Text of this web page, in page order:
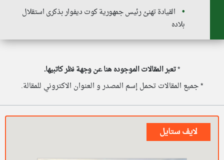
القيادة تهنئ رئيس جمهورية كوت ديفوار بذكرى استقلال
بلاده
*تعبر المقالات الموجوده هنا عن وجهة نظر كاتبيها.
* جميع المقالات تحمل إسم المصدر و العنوان الاكتروني للمقالة.
لايف ستايل